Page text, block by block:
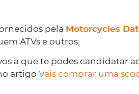
pela Motorcycles
ATVs e outros.
a que te podes candidatar
artigoVais comprar uma
Estão abertas, a
2023 (Despacho n.º
Fundo Ambiental
Introdução no
de Emissões Nulas.